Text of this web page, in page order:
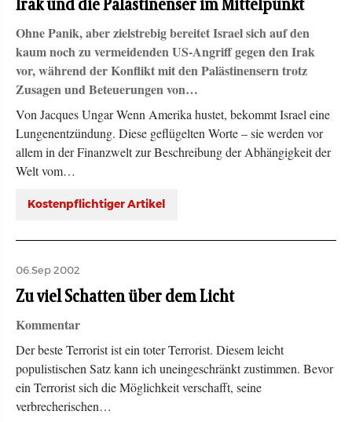
Irak und die Palästinenser im Mittelpunkt
Ohne Panik, aber zielstrebig bereitet Israel sich auf den
kaum noch zu vermeidenden US-Angriff gegen den Irak
vor, während der Konflikt mit den Palästinensern trotz
Zusagen und Beteuerungen von…
Von Jacques Ungar Wenn Amerika hustet, bekommt Israel eine
Lungenentzündung. Diese geflügelten Worte – sie werden vor
allem in der Finanzwelt zur Beschreibung der Abhängigkeit der
Welt vom…
Kostenpflichtiger Artikel
06.Sep 2002
Zu viel Schatten über dem Licht
Kommentar
Der beste Terrorist ist ein toter Terrorist. Diesem leicht
populistischen Satz kann ich uneingeschränkt zustimmen. Bevor
ein Terrorist sich die Möglichkeit verschafft, seine
verbrecherischen…